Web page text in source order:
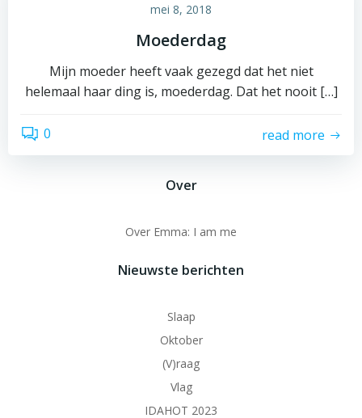
mei 8, 2018
Moederdag
Mijn moeder heeft vaak gezegd dat het niet
helemaal haar ding is, moederdag. Dat het nooit […]
0 read more
Over
Over Emma: I am me
Nieuwste berichten
Slaap
Oktober
(V)raag
Vlag
IDAHOT 2023